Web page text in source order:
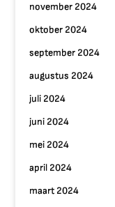
november 2024
oktober 2024
september 2024
augustus 2024
juli 2024
juni 2024
mei 2024
april 2024
maart 2024